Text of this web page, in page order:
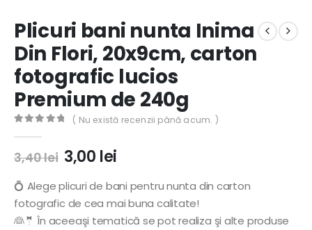
Plicuri bani nunta Inima
Din Flori, 20x9cm, carton
fotografic lucios
Premium de 240g
( Nu există recenzii până acum. )
3,40lei Prețul
inițial
a
fost:
3,40 lei.
3,00 leiPrețul
este:
3,00 lei.
💍 Alege plicuri de bani pentru nunta din carton
fotografic de cea mai buna calitate!
👰🤵 În aceeaşi tematică se pot realiza şi alte produse